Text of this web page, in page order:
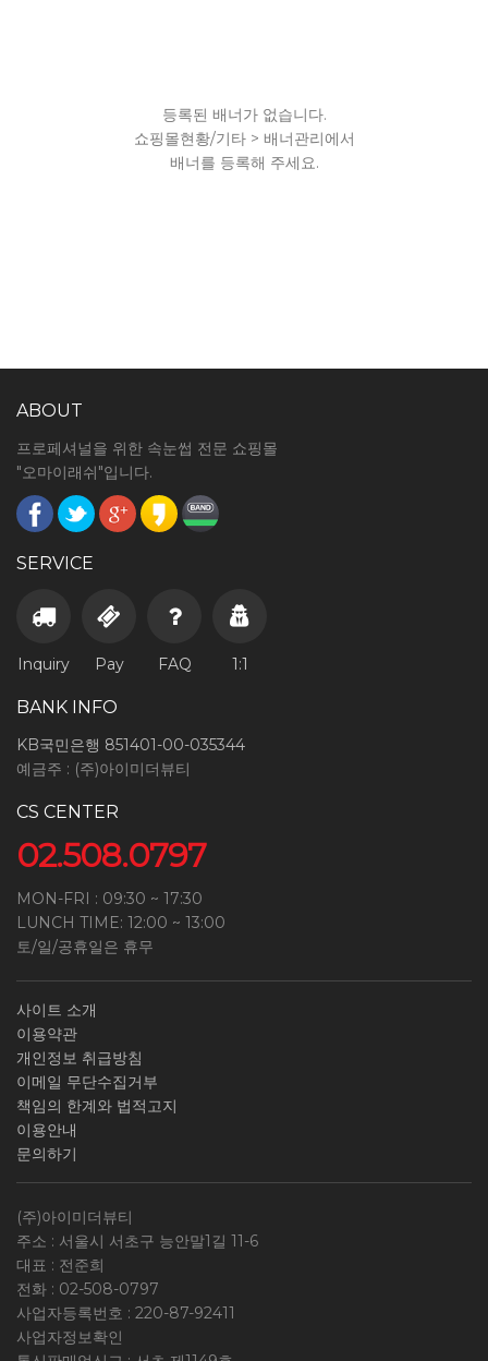
등록된 배너가 없습니다.
쇼핑몰현황/기타 > 배너관리에서
배너를 등록해 주세요.
ABOUT
프로페셔널을 위한 속눈썹 전문 쇼핑몰
"오마이래쉬"입니다.
SERVICE
Inquiry Pay FAQ 1:1
BANK INFO
KB국민은행 851401-00-035344
예금주 : (주)아이미더뷰티
CS CENTER
02.508.0797
MON-FRI : 09:30 ~ 17:30
LUNCH TIME: 12:00 ~ 13:00
토/일/공휴일은 휴무
사이트 소개
이용약관
개인정보 취급방침
이메일 무단수집거부
책임의 한계와 법적고지
이용안내
문의하기
(주)아이미더뷰티
주소 : 서울시 서초구 능안말1길 11-6
대표 : 전준희
전화 : 02-508-0797
사업자등록번호 : 220-87-92411
사업자정보확인